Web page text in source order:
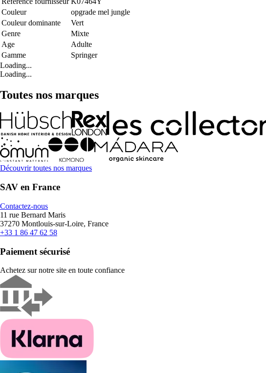
Couleur
opgrade mel jungle
Couleur dominante
Vert
Genre
Mixte
Age
Adulte
Gamme
Springer
Loading...
Loading...
Toutes nos marques
Découvrir toutes nos marques
SAV en France
Contactez-nous
11 rue Bernard Maris
37270 Montlouis-sur-Loire, France
+33 1 86 47 62 58
Paiement sécurisé
Achetez sur notre site en toute confiance